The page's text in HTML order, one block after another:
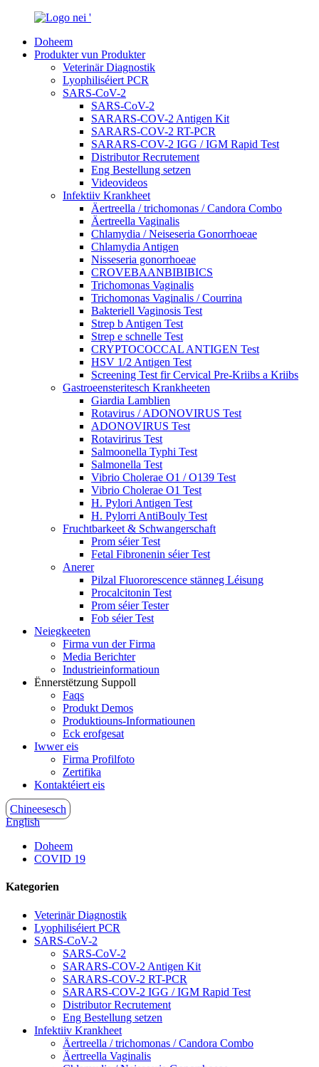
Doheem
Produkter vun Produkter
Veterinär Diagnostik
Lyophiliséiert PCR
SARS-CoV-2
SARS-CoV-2
SARARS-COV-2 Antigen Kit
SARARS-COV-2 RT-PCR
SARARS-COV-2 IGG / IGM Rapid Test
Distributor Recrutement
Eng Bestellung setzen
Videovideos
Infektiiv Krankheet
Äertreella / trichomonas / Candora Combo
Äertreella Vaginalis
Chlamydia / Neiseseria Gonorrhoeae
Chlamydia Antigen
Nisseseria gonorrhoeae
CROVEBAANBIBIBICS
Trichomonas Vaginalis
Trichomonas Vaginalis / Courrina
Bakteriell Vaginosis Test
Strep b Antigen Test
Strep e schnelle Test
CRYPTOCOCCAL ANTIGEN Test
HSV 1/2 Antigen Test
Screening Test fir Cervical Pre-Kriibs a Kriibs
Gastroeensteritesch Krankheeten
Giardia Lamblien
Rotavirus / ADONOVIRUS Test
ADONOVIRUS Test
Rotavirirus Test
Salmoonella Typhi Test
Salmonella Test
Vibrio Cholerae O1 / O139 Test
Vibrio Cholerae O1 Test
H. Pylori Antigen Test
H. Pylorri AntiBouly Test
Fruchtbarkeet & Schwangerschaft
Prom séier Test
Fetal Fibronenin séier Test
Anerer
Pilzal Fluororescence stänneg Léisung
Procalcitonin Test
Prom séier Tester
Fob séier Test
Neiegkeeten
Firma vun der Firma
Media Berichter
Industrieinformatioun
Ënnerstëtzung Suppoll
Faqs
Produkt Demos
Produktiouns-Informatiounen
Eck erofgesat
Iwwer eis
Firma Profilfoto
Zertifika
Kontaktéiert eis
Chineesesch
English
Doheem
COVID 19
Kategorien
Veterinär Diagnostik
Lyophiliséiert PCR
SARS-CoV-2
SARS-CoV-2
SARARS-COV-2 Antigen Kit
SARARS-COV-2 RT-PCR
SARARS-COV-2 IGG / IGM Rapid Test
Distributor Recrutement
Eng Bestellung setzen
Infektiiv Krankheet
Äertreella / trichomonas / Candora Combo
Äertreella Vaginalis